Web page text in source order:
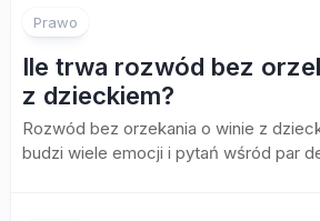
Prawo
Ile trwa rozwód bez
z dzieckiem?
Rozwód bez orzekania o winie z
budzi wiele emocji i pytań wśród par